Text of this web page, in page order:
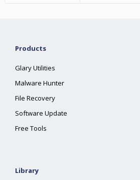
Products
Glary Utilities
Malware Hunter
File Recovery
Software Update
Free Tools
Library